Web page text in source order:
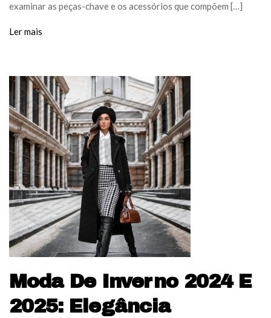
examinar as peças-chave e os acessórios que compõem […]
Ler mais
Moda De Inverno 2024 E
2025: Elegância